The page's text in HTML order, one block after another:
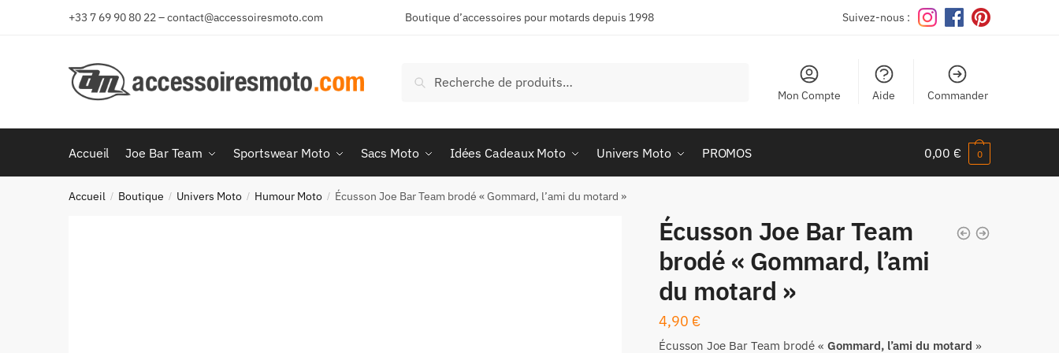
+33 7 69 90 80 22 – contact@accessoiresmoto.com Boutique d’accessoires pour motards depuis 1998 Suivez-nous :
pour :
Recherche
Mon Compte Aide Commander
Accueil Joe Bar Team Sportswear Moto Sacs Moto Idées Cadeaux Moto Univers Moto PROMOS 0,00 € 0
Accueil / Boutique / Univers Moto / Humour Moto / Écusson Joe Bar Team brodé « Gommard, l’ami du motard »
Écusson Joe Bar Team
brodé « Gommard, l’ami
du motard »
4,90 €
Écusson Joe Bar Team brodé « Gommard, l’ami du motard »